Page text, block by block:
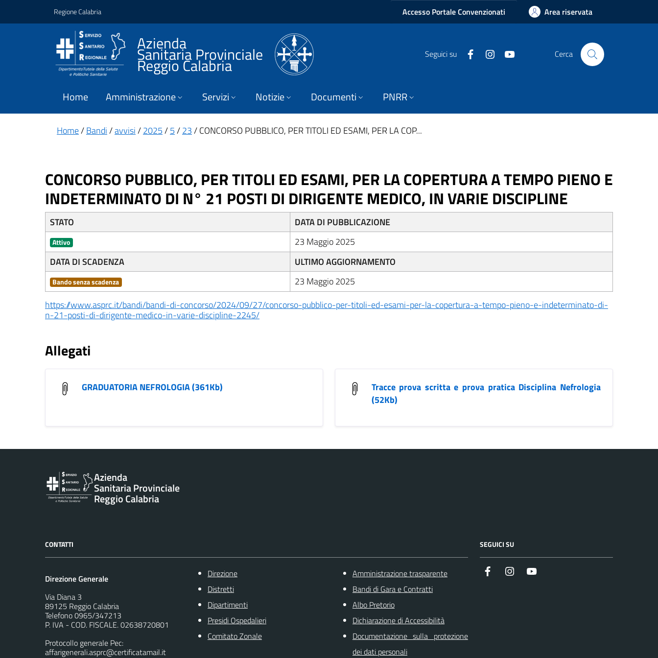
Regione Calabria Accesso Portale Convenzionati Area riservata
Azienda
Sanitaria Provinciale
Reggio Calabria
Seguici su FacebookInstagram Cerca
Home Amministrazione Servizi Notizie Documenti PNRR
Home/Bandi/avvisi/2025/5/23/ CONCORSO PUBBLICO, PER TITOLI ED ESAMI, PER LA COP...
CONCORSO PUBBLICO, PER TITOLI ED ESAMI, PER LA COPERTURA A TEMPO PIENO E
INDETERMINATO DI N° 21 POSTI DI DIRIGENTE MEDICO, IN VARIE DISCIPLINE
STATO DATA DI PUBBLICAZIONE
Attivo
23 Maggio 2025
DATA DI SCADENZA
ULTIMO AGGIORNAMENTO
Bando senza scadenza
23 Maggio 2025
https://www.asprc.it/bandi/bandi-di-concorso/2024/09/27/concorso-pubblico-per-titoli-ed-esami-per-la-copertura-a-tempo-pieno-e-indeterminato-di-
n-21-posti-di-dirigente-medico-in-varie-discipline-2245/
Allegati
GRADUATORIA NEFROLOGIA (361Kb)
Tracce prova scritta e prova pratica Disciplina Nefrologia
(52Kb)
Azienda
Sanitaria Provinciale
Reggio Calabria
CONTATTI
Direzione Generale
Via Diana 3
89125 Reggio Calabria
Telefono 0965/347213
P. IVA - COD. FISCALE. 02638720801
Protocollo generale Pec:
affarigenerali.asprc@certificatamail.it
Direzione
Distretti
Dipartimenti
Presidi Ospedalieri
Comitato Zonale
Amministrazione trasparente
Bandi di Gara e Contratti
Albo Pretorio
Dichiarazione di Accessibilità
Documentazione sulla protezione
dei dati personali
SEGUICI SU
Facebook Instagram